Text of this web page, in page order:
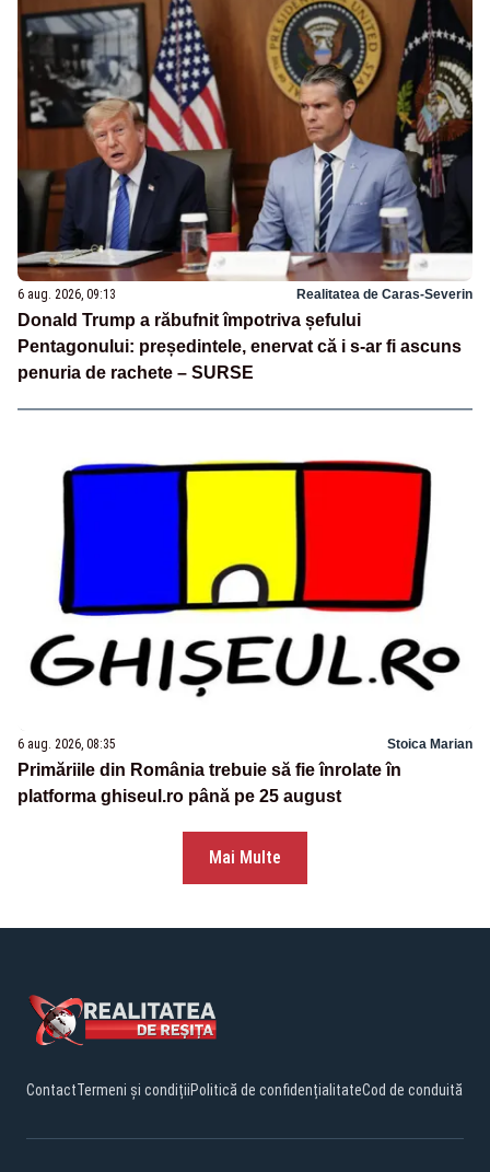
6 aug. 2026, 09:13 Realitatea de Caras-Severin
Donald Trump a răbufnit împotriva șefului
Pentagonului: președintele, enervat că i s-ar fi ascuns
penuria de rachete – SURSE
6 aug. 2026, 08:35 Stoica Marian
Primăriile din România trebuie să fie înrolate în
platforma ghiseul.ro până pe 25 august
Mai Multe
ContactTermeni și condițiiPolitică de confidențialitateCod de conduită